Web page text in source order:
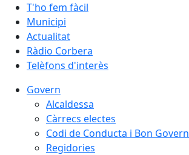
T'ho fem fàcil
Municipi
Actualitat
Ràdio Corbera
Telèfons d'interès
Govern
Alcaldessa
Càrrecs electes
Codi de Conducta i Bon Govern
Regidories